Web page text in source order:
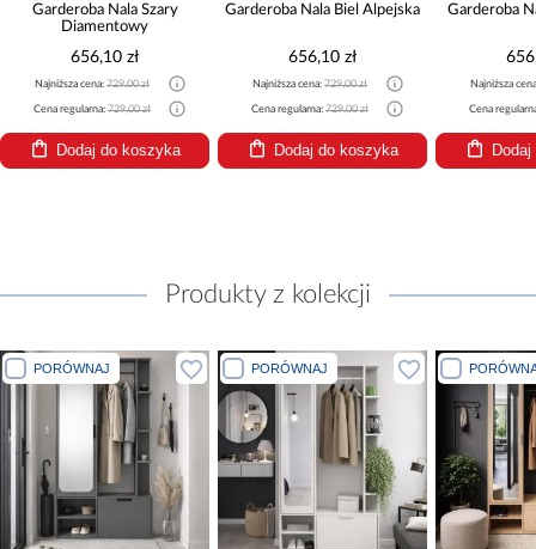
Garderoba Nala Szary
Diamentowy
656,10 zł
Najniższa cena: 729,00 zł
Cena regularna: 729,00 zł
Dodaj do koszyka
Garderoba Nala Biel Alpejska
656,10 zł
Najniższa cena: 729,00 zł
Cena regularna: 729,00 zł
Dodaj do koszyka
Garderoba
Najniższa
Cena
Produkty z kolekcji
PORÓWNAJ PORÓWNAJ